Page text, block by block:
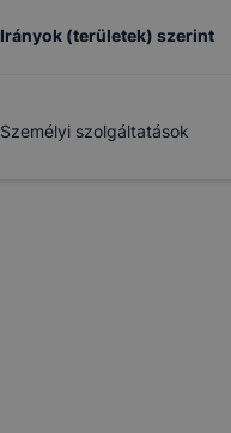
Irányok (területek) szerint
Személyi szolgáltatások